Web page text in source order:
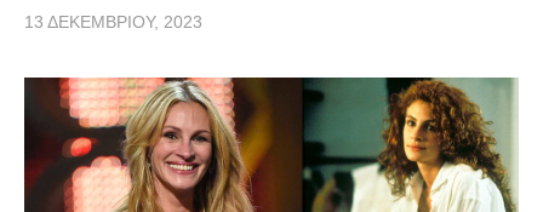
13 ΔΕΚΕΜΒΡΊΟΥ, 2023